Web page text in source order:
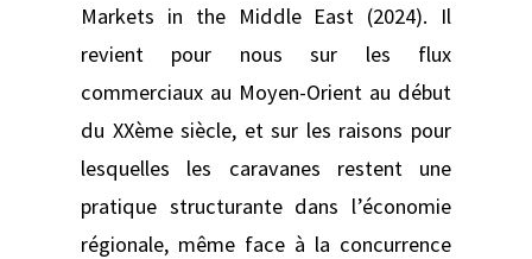
Markets in the Middle East (2024). Il
revient pour nous sur les flux
commerciaux au Moyen-Orient au début
du XXème siècle, et sur les raisons pour
lesquelles les caravanes restent une
pratique structurante dans l’économie
régionale, même face à la concurrence